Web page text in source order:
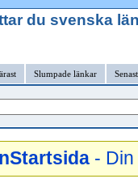
du svenska
Slumpade länkar
-